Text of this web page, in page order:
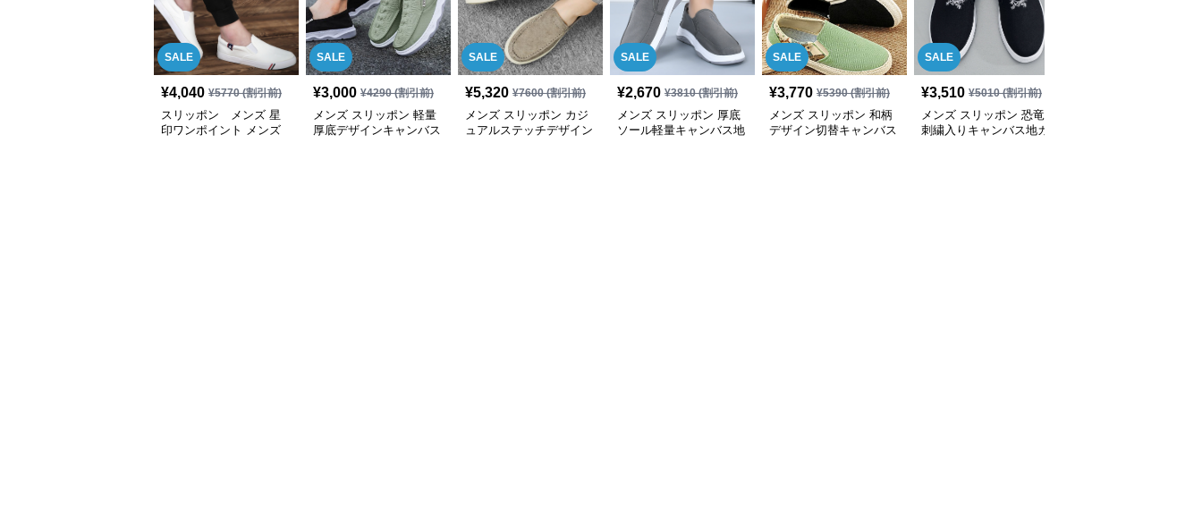
SALE
¥4,040 ¥5770(割引前)
スリッポン メンズ 星
印ワンポイント メンズ
SALE
¥3,000 ¥4290(割引前)
メンズ スリッポン 軽量
厚底デザインキャンバス
SALE
¥5,320 ¥7600(割引前)
メンズ スリッポン カジ
ュアルステッチデザイン
SALE
¥2,670 ¥3810(割引前)
メンズ スリッポン 厚底
ソール軽量キャンバス地
SALE
¥3,770 ¥5390(割引前)
メンズ スリッポン 和柄
デザイン切替キャンバス
SALE
¥3,510 ¥5010(割引前)
メンズ スリッポン 恐竜
刺繍入りキャンバス地カ